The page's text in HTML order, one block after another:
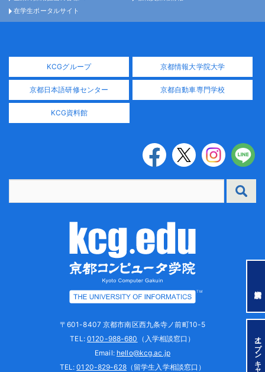
在学生ポータルサイト
KCGグループ 京都情報大学院大学
京都日本語研修センター 京都自動車専門学校
KCG資料館
TM
〒601-8407 京都市南区西九条寺ノ前町10-5
TEL:0120-988-680 （入学相談窓口）
Email: hello@kcg.ac.jp
TEL:0120-829-628（留学生入学相談窓口）